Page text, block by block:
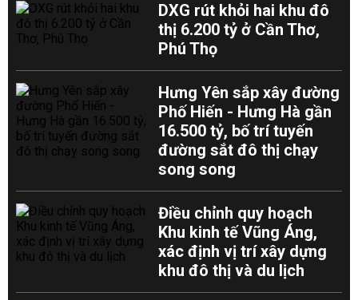
DXG rút khỏi hai khu đô
thị 6.200 tỷ ở Cần Thơ,
Phú Thọ
Hưng Yên sắp xây đường
Phố Hiến - Hưng Hà gần
16.500 tỷ, bố trí tuyến
đường sắt đô thị chạy
song song
Điều chỉnh quy hoạch
Khu kinh tế Vũng Áng,
xác định vị trí xây dựng
khu đô thị và du lịch